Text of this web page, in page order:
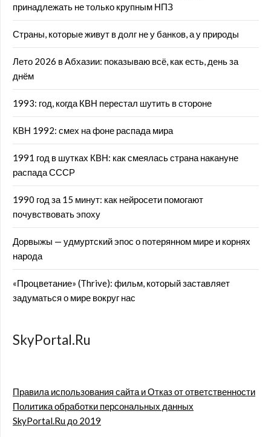
принадлежать не только крупным НПЗ
Страны, которые живут в долг не у банков, а у природы
Лето 2026 в Абхазии: показываю всё, как есть, день за
днём
1993: год, когда КВН перестал шутить в стороне
КВН 1992: смех на фоне распада мира
1991 год в шутках КВН: как смеялась страна накануне
распада СССР
1990 год за 15 минут: как нейросети помогают
почувствовать эпоху
Дорвыжы — удмуртский эпос о потерянном мире и корнях
народа
«Процветание» (Thrive): фильм, который заставляет
задуматься о мире вокруг нас
SkyPortal.Ru
Правила использования сайта и Отказ от ответственности
Политика обработки персональных данных
SkyPortal.Ru до 2019